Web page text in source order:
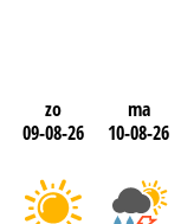
zo
09-08-26
ma
10-08-26